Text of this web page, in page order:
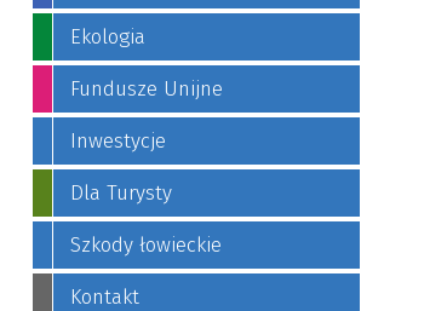
Ekologia
Fundusze Unijne
Inwestycje
Dla Turysty
Szkody łowieckie
Kontakt